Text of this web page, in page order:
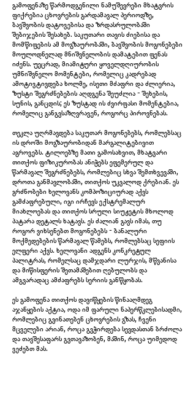
გამოფენაზე წარმოდგენილი ნამუშევრები მხატვრის
ფიქრებია ცხოვრების გარდამავალ პერიოდზე,
ბავშვობის დატოვებისა და ზრდასრულობაში
შებიჯების შესახებ. საკუთარი თავის ძიებისა და
მომწიფების ამ მოგზაურობაში, ბავშვობის მოგონებები
მოულოდნელად მნიშვნელობის დამატებით ფენას
იძენს. უეცრად, მიამიტური ყოველდღიურობის
უმნიშვნელო მომენტები, რომელიც კადრებად
ამოტივტივდება ხოლმე, ისეთი მძაფრი და ძლიერია,
ზუსტი შეგრძნებების აღდგენა შეუძლია - შეხების,
სუნის, განცდის; ეს ზუსტად ის ძვირფასი მომენტებია,
რომელიც განგვსაზღვრავენ, როგორც პიროვნებას.
თეკლა უღრმავდება საკუთარ მოგონებებს, რომლებსაც
ის დროში მოგზაურობიდან მარგალიტებივით
აგროვებს. ტილოებზე მათი გამოსახვით, მხატვარი
თითქოს ფიზიკურობას ანიჭებს ეფემერულ და
წარმავალ შეგრძნებებს, რომლებიც სხვა შემთხვევაში,
დროთა განმავლობაში, თითქოს უკვალოდ ქრებიან. ეს
გრძნობები ხელოვანს კომპოზიციურად აქვს
გამძაფრებული, იგი ირჩევს ექსტრემალურ
მიახლოებას და თითქოს სრული სიუჟეტის მხოლოდ
პატარა დეტალს ხატავს. ეს ძალიან გავს იმას, თუ
როგორ ვიხსენებთ მოგონებებს - ბანალური
მოქმედებების წარმავალ წამებს, რომლებსაც სეფიის
ელფერი აქვს. ხელოვანი ადგენს კონკრეტულ
პალიტრას, რომელსაც დამჯდარი ლურჯის, მწვანისა
და მიწისფერის შეთამაშებით ღებულობს და
ამგვარადაც ამძაფრებს სერიის განწყობას.
ეს გამოფენა თითქოს დავიწყების წინააღმდეგ
აჯანყების აქტია, ოდა იმ ფარული ნაპერწკლებისადმი,
რომლებიც გვინათებენ ცხოვრების გზას, ჩვენი
მცველები არიან, როცა გვჭირდება სევდასთან ბრძოლა
და თავშესაფარს გვთავაზობენ, მაშინ, როცა უიმედოდ
ვეძებთ მას.